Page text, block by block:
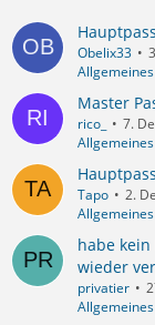
Obelix33
Master
rico_
7.
Tapo
2.
habe
wieder
privatier